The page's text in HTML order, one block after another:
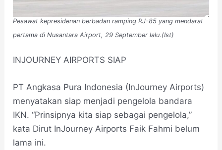
Pesawat kepresidenan berbadan ramping RJ-85 yang mendarat
pertama di Nusantara Airport, 29 September lalu.(Ist)
INJOURNEY AIRPORTS SIAP
PT Angkasa Pura Indonesia (InJourney Airports)
menyatakan siap menjadi pengelola bandara
IKN. “Prinsipnya kita siap sebagai pengelola,”
kata Dirut InJourney Airports Faik Fahmi belum
lama ini.